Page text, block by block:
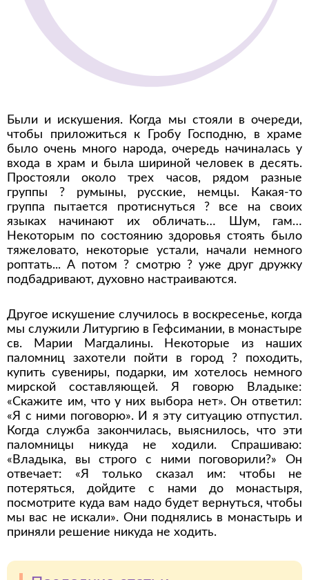
Были и искушения. Когда мы стояли в очереди,
чтобы приложиться к Гробу Господню, в храме
было очень много народа, очередь начиналась у
входа в храм и была шириной человек в десять.
Простояли около трех часов, рядом разные
группы ? румыны, русские, немцы. Какая-то
группа пытается протиснуться ? все на своих
языках начинают их обличать… Шум, гам…
Некоторым по состоянию здоровья стоять было
тяжеловато, некоторые устали, начали немного
роптать... А потом ? смотрю ? уже друг дружку
подбадривают, духовно настраиваются.
Другое искушение случилось в воскресенье, когда
мы служили Литургию в Гефсимании, в монастыре
св. Марии Магдалины. Некоторые из наших
паломниц захотели пойти в город ? походить,
купить сувениры, подарки, им хотелось немного
мирской составляющей. Я говорю Владыке:
«Скажите им, что у них выбора нет». Он ответил:
«Я с ними поговорю». И я эту ситуацию отпустил.
Когда служба закончилась, выяснилось, что эти
паломницы никуда не ходили. Спрашиваю:
«Владыка, вы строго с ними поговорили?» Он
отвечает: «Я только сказал им: чтобы не
потеряться, дойдите с нами до монастыря,
посмотрите куда вам надо будет вернуться, чтобы
мы вас не искали». Они поднялись в монастырь и
приняли решение никуда не ходить.